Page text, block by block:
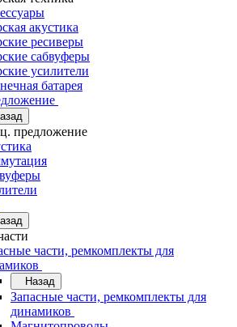
акустика
ресиверы
сабвуферы
усилители
батарея
предложение
части, ремкомплекты для
Назад
Запасные части, ремкомплекты для
динамиков